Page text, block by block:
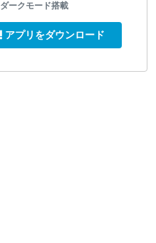
ダークモード搭載
アプリをダウンロード